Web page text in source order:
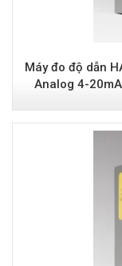
Máy đo độ dẫn
Analog 4-